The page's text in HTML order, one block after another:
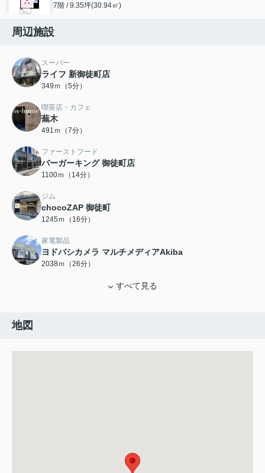
7階 / 9.35坪(30.94㎡)
周辺施設
スーパー
ライフ 新御徒町店
349ｍ（5分）
喫茶店・カフェ
蕪木
491ｍ（7分）
ファーストフード
バーガーキング 御徒町店
1100ｍ（14分）
ジム
chocoZAP 御徒町
1245ｍ（16分）
家電製品
ヨドバシカメラ マルチメディアAkiba
2038ｍ（26分）
すべて見る
地図